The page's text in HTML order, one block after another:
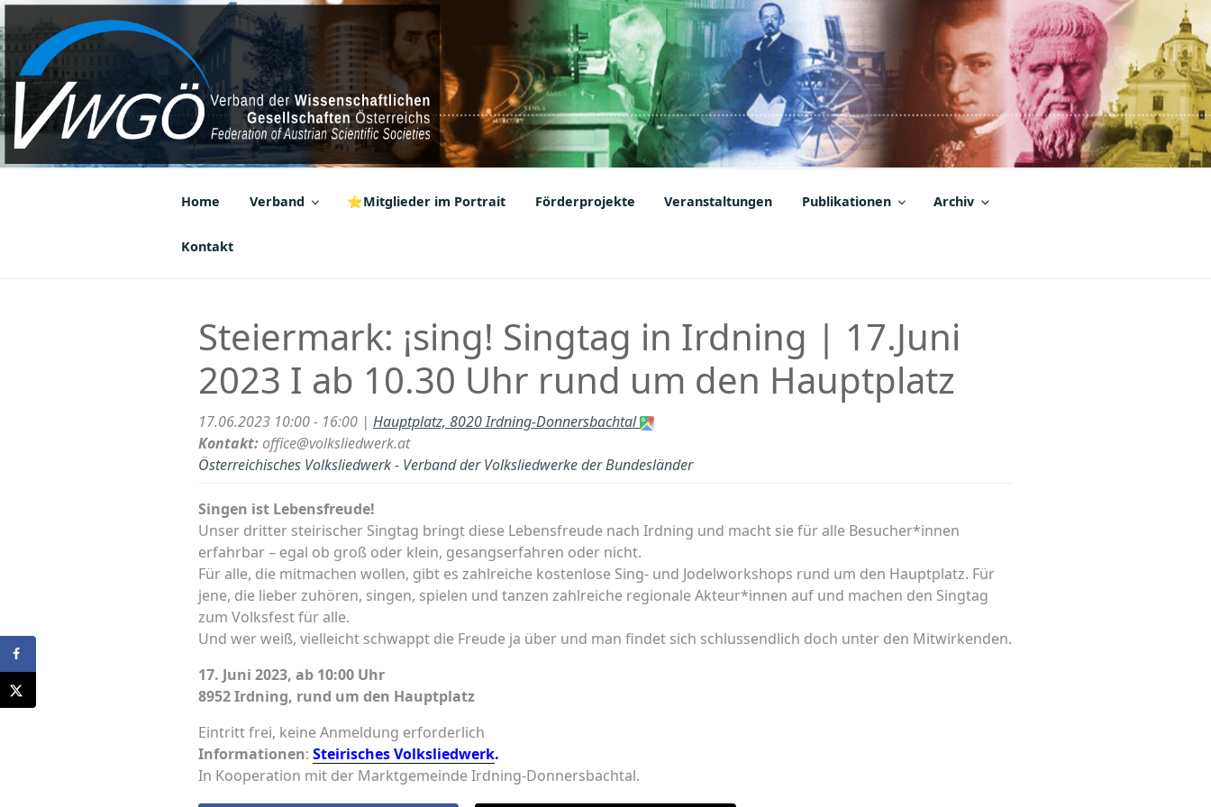
Zum
Inhalt
springen
VWGÖ
Federation of Austrian Scientific Societies
Home Verband ⭐Mitglieder im Portrait Förderprojekte Veranstaltungen Publikationen Archiv
Kontakt
Steiermark: ¡sing! Singtag in Irdning | 17.Juni
2023 I ab 10.30 Uhr rund um den Hauptplatz
17.06.2023 10:00 - 16:00 | Hauptplatz, 8020 Irdning-Donnersbachtal
Kontakt:office@volksliedwerk.at
Österreichisches Volksliedwerk - Verband der Volksliedwerke der Bundesländer
Singen ist Lebensfreude!
Unser dritter steirischer Singtag bringt diese Lebensfreude nach Irdning und macht sie für alle Besucher*innen
erfahrbar – egal ob groß oder klein, gesangserfahren oder nicht.
Für alle, die mitmachen wollen, gibt es zahlreiche kostenlose Sing- und Jodelworkshops rund um den Hauptplatz. Für
jene, die lieber zuhören, singen, spielen und tanzen zahlreiche regionale Akteur*innen auf und machen den Singtag
zum Volksfest für alle.
Und wer weiß, vielleicht schwappt die Freude ja über und man findet sich schlussendlich doch unter den Mitwirkenden.
17. Juni 2023, ab 10:00 Uhr
8952 Irdning, rund um den Hauptplatz
Eintritt frei, keine Anmeldung erforderlich
Informationen: Steirisches Volksliedwerk.
In Kooperation mit der Marktgemeinde Irdning-Donnersbachtal.